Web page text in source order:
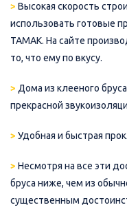
> Высокая скорость
использовать готовые
ТАМАК. На сайте
то, что ему по вкусу.
> Дома из клееного
прекрасной
> Удобная и быстрая
> Несмотря на все эти
бруса ниже, чем из
существенным